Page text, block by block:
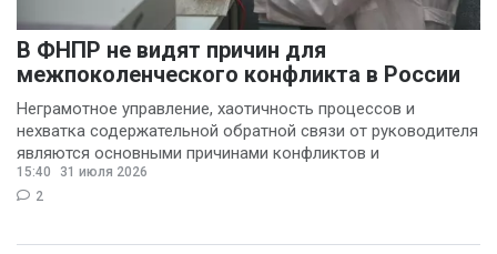
В ФНПР не видят причин для
межпоколенческого конфликта в России
Неграмотное управление, хаотичность процессов и
нехватка содержательной обратной связи от руководителя
являются основными причинами конфликтов и
раздражения в
15:40
31 июля 2026
2